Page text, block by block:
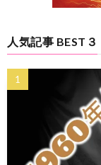
人気記事 BEST３